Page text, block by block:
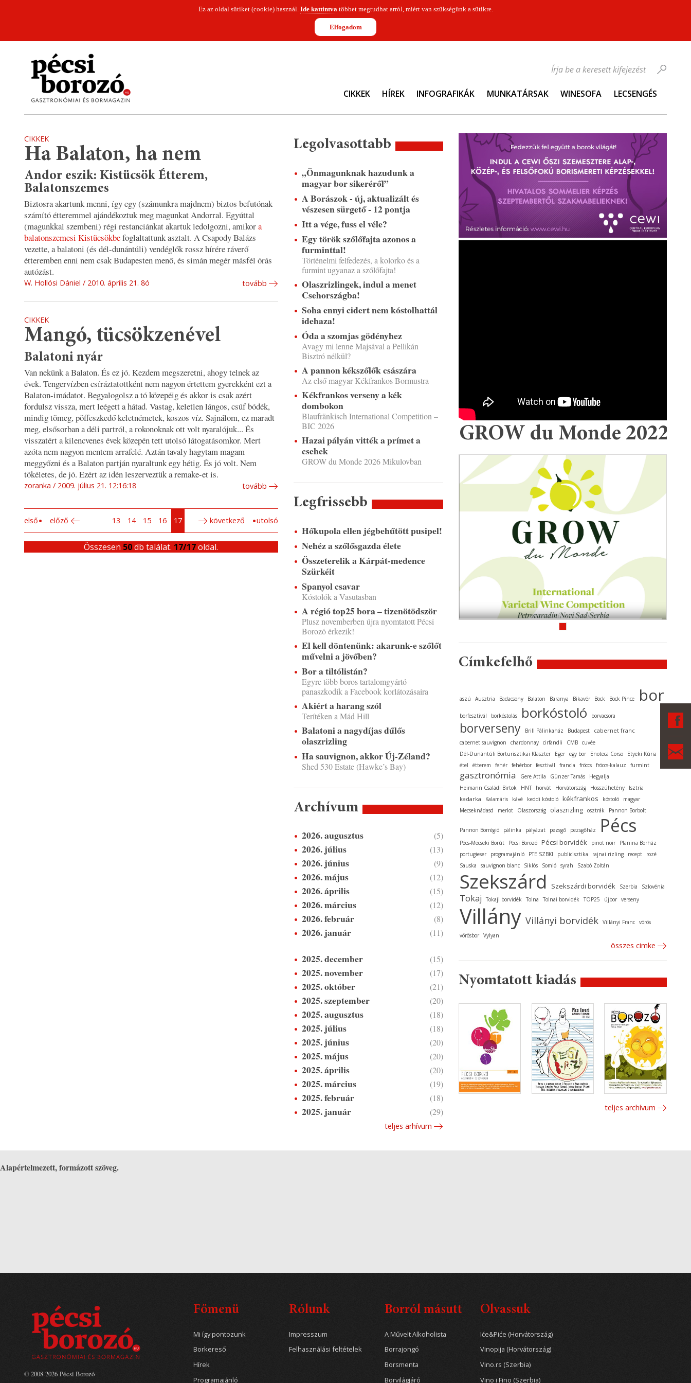
Ez az oldal sütiket (cookie) használ. Ide kattintvatöbbet megtudhat arról, miért van szükségünk a sütikre.
Elfogadom
CIKKEK HÍREK INFOGRAFIKÁK MUNKATÁRSAK WINESOFA LECSENGÉS
Írja be a keresett kifejezést
CIKKEK
Ha Balaton, ha nem
Andor eszik: Kistücsök Étterem,
Balatonszemes
Biztosra akartunk menni, így egy (számunkra majdnem) biztos befutónak
számító étteremmel ajándékoztuk meg magunkat Andorral. Egyúttal
(magunkkal szembeni) régi restanciánkat akartuk ledolgozni, amikora
balatonszemesi Kistücsökbefoglaltattunk asztalt. A Csapody Balázs
vezette, a balatoni (és dél-dunántúli) vendéglők rossz hírére ráverő
étteremben enni nem csak Budapesten menő, és simán megér másfél órás
autózást.
W. Hollósi Dániel 2010. április 21. 8ó tovább
CIKKEK
Mangó, tücsökzenével
Balatoni nyár
Van nekünk a Balaton. És ez jó. Kezdem megszeretni, ahogy telnek az
évek. Tengervízben csíráztatottként nem nagyon értettem gyerekként ezt a
Balaton-imádatot. Begyalogolsz a tó közepéig és akkor is csak azért
fordulsz vissza, mert leégett a hátad. Vastag, keletlen lángos, csúf bódék,
mindig tömeg, pöffeszkedő keletnémetek, koszos víz. Sajnálom, ez maradt
meg, elsősorban a déli partról, a rokonoknak ott volt nyaralójuk... És
visszatért a kilencvenes évek közepén tett utolsó látogatásomkor. Mert
azóta nem nagyon mentem arrafelé. Aztán tavaly hagytam magam
meggyőzni és a Balaton partján nyaraltunk egy hétig. És jó volt. Nem
tökéletes, de jó. Ezért az idén leszerveztük a remake-et is.
zoranka 2009. július 21. 12:16:18 tovább
első előző 13 14 15 16 17 következő utolsó
Összesen 50db találat. 17/17oldal.
Legolvasottabb
„Önmagunknak hazudunk a
magyar bor sikeréről”
A Borászok - új, aktualizált és
vészesen sürgető - 12 pontja
Itt a vége, fuss el véle?
Egy török szőlőfajta azonos a
furminttal!
Történelmi felfedezés, a kolorko és a
furmint ugyanaz a szőlőfajta!
Olaszrizlingek, indul a menet
Csehországba!
Soha ennyi cidert nem kóstolhattál
idehaza!
Óda a szomjas gödényhez
Avagy mi lenne Majsával a Pellikán
Bisztró nélkül?
A pannon kékszőlők császára
Az első magyar Kékfrankos Bormustra
Kékfrankos verseny a kék
dombokon
Blaufränkisch International Competition –
BIC 2026
Hazai pályán vitték a prímet a
csehek
GROW du Monde 2026 Mikulovban
Legfrissebb
Hőkupola ellen jégbehűtött pusipel!
Nehéz a szőlősgazda élete
Összeterelik a Kárpát-medence
Szürkéit
Spanyol csavar
Kóstolók a Vasutasban
A régió top25 bora – tizenötödször
Plusz novemberben újra nyomtatott Pécsi
Borozó érkezik!
El kell döntenünk: akarunk-e szőlőt
művelni a jövőben?
Bor a tiltólistán?
Egyre több boros tartalomgyártó
panaszkodik a Facebook korlátozásaira
Akiért a harang szól
Terítéken a Mád Hill
Balatoni a nagydíjas dűlős
olaszrizling
Ha sauvignon, akkor Új-Zéland?
Shed 530 Estate (Hawke’s Bay)
Archívum
2026. augusztus (5)
2026. július (13)
2026. június (9)
2026. május (12)
2026. április (15)
2026. március (12)
2026. február (8)
2026. január (11)
2025. december (15)
2025. november (17)
2025. október (21)
2025. szeptember (20)
2025. augusztus (18)
2025. július (18)
2025. június (20)
2025. május (20)
2025. április (20)
2025. március (19)
2025. február (18)
2025. január (29)
teljes arhívum
GROW du Monde 2022
Címkefelhő
aszú Ausztria Badacsony Balaton Baranya Bikavér Bock Bock Pince bor
borfesztivál borkóstolás borkóstoló borvacsora
borverseny Brill Pálinkaház Budapest cabernet franc
cabernet sauvignon chardonnay cirfandli CMB cuvée
Dél-Dunántúli Borturisztikai Klaszter
Eger egy bor Enoteca Corso
Etyeki Kúria
étel
étterem fehér fehérbor fesztivál francia fröccs fröccs-kalauz furmint
gasztronómia Gere Attila Günzer Tamás
Hegyalja
Heimann Családi Birtok
HNT horvát Horvátország Hosszúhetény Isztria
kadarka Kalamáris kávé keddi kóstoló kékfrankos kóstoló
magyar
Mecseknádasd
merlot Olaszország olaszrizling osztrák Pannon Borbolt
Pannon Borrégió pálinka pályázat pezsgő pezsgőház Pécs
Pécs-Mecseki Borút Pécsi Borozó Pécsi borvidék pinot noir
Planina Borház
portugieser
programajánló PTE SZBKI publicisztika rajnai rizling recept
rozé
Sauska
sauvignon blanc Siklós Somló syrah Szabó Zoltán
Szekszárd Szekszárdi borvidék Szerbia Szlovénia
Tokaj Tokaji borvidék Tolna Tolnai borvidék TOP25 újbor verseny
Villány Villányi borvidék Villányi Franc vörös
vörösbor Vylyan
összes cimke
Nyomtatott kiadás
teljes archívum
Alapértelmezett, formázott szöveg.
Főmenü
Mi így pontozunk
Borkereső
Hírek
Programajánló
Rólunk
Impresszum
Felhasználási feltételek
Borról másutt
A Művelt Alkoholista
Borrajongó
Borsmenta
Borvilágjáró
Olvassuk
Iće&Piće (Horvátország)
Vinopija (Horvátország)
Vino.rs (Szerbia)
Vino i Fino (Szerbia)
© 2008-2026 Pécsi Borozó